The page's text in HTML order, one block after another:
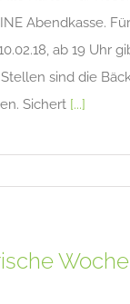
Abendkasse.
ab 19 Uhr
sind die
Sichert [...]